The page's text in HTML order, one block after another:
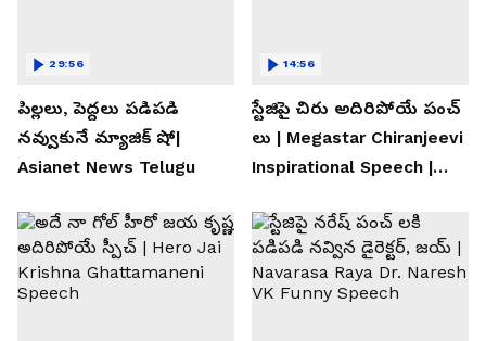
పిల్లలు, పెద్దలు పడిపడి
నవ్వుకునే మ్యాజిక్ షో|
Asianet News Telugu
29:56
స్టేజిపై చిరు అదిరిపోయే పంచ్
లు | Megastar Chiranjeevi
Inspirational Speech |
14:56